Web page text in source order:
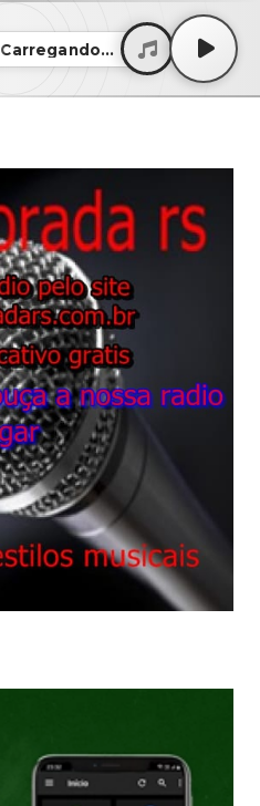
Carregando...